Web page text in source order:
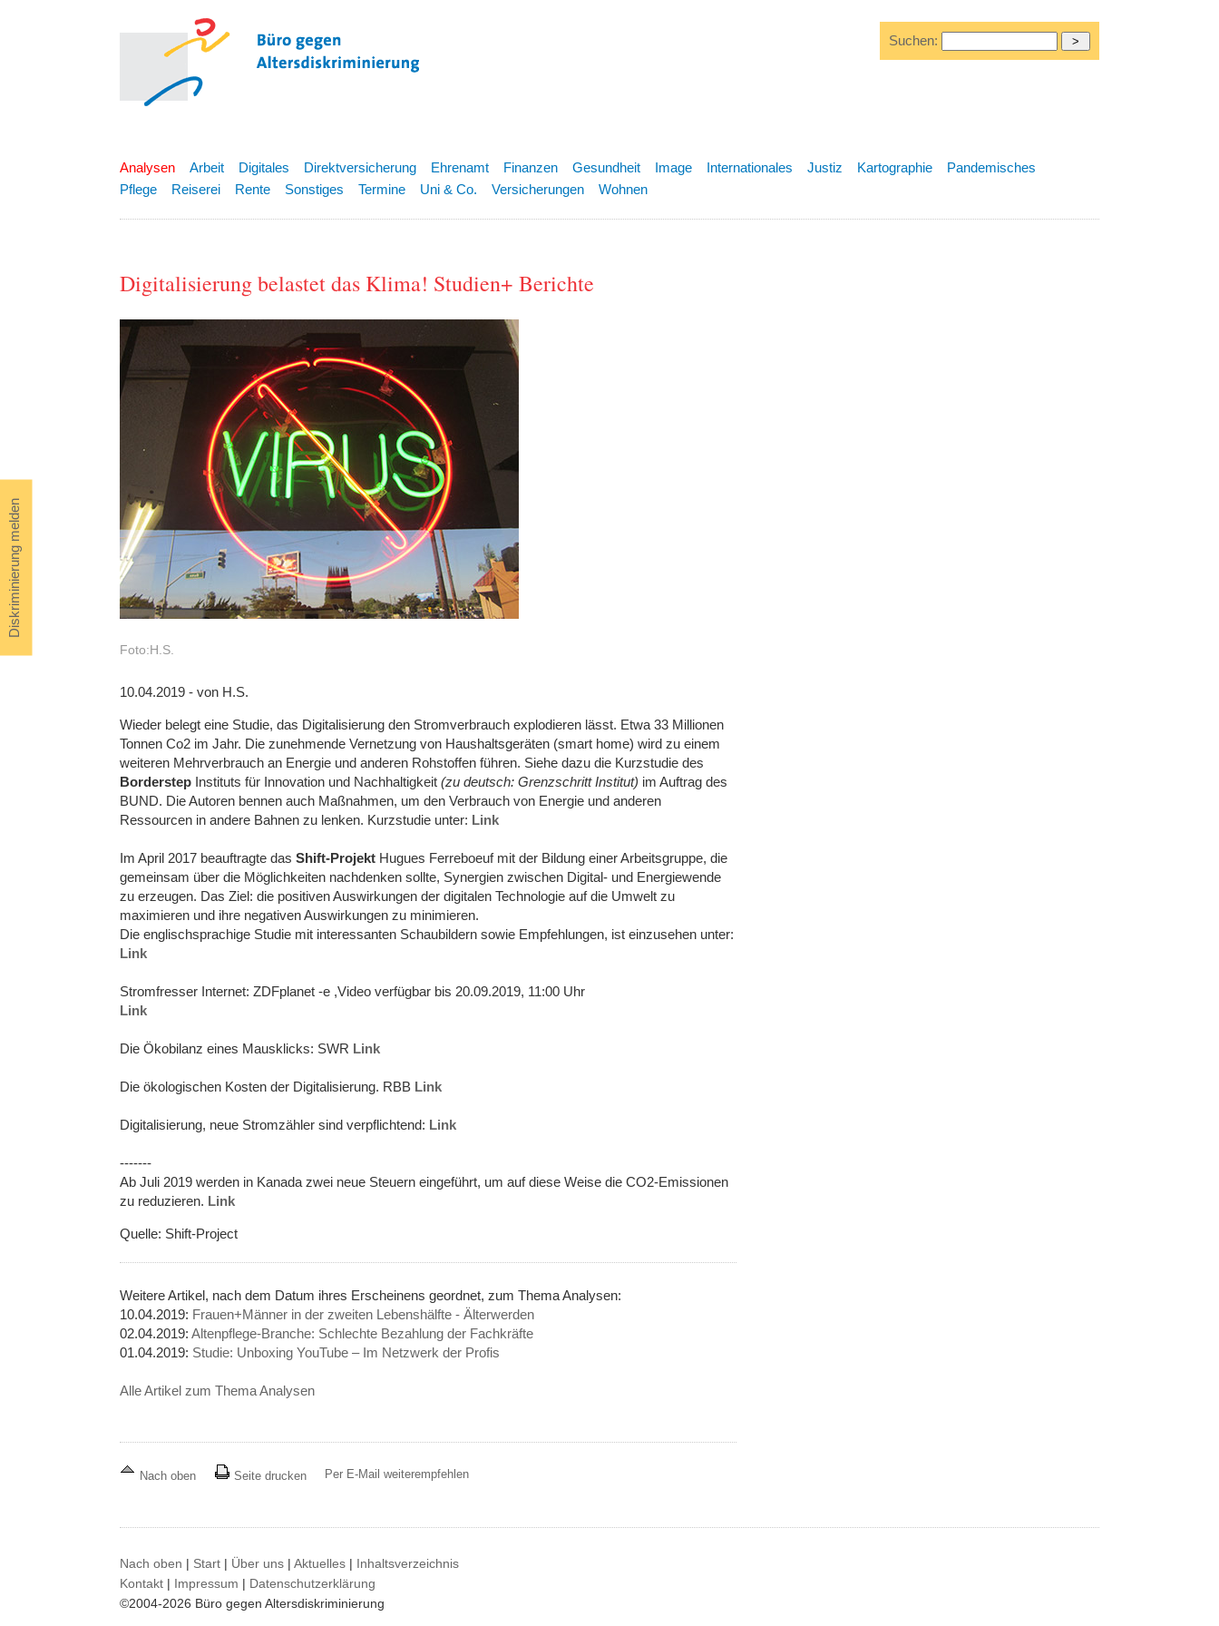
Diskriminierung melden
Suchen:
Analysen Arbeit Digitales Direktversicherung Ehrenamt Finanzen Gesundheit Image Internationales Justiz Kartographie
Pandemisches
Pflege
Reiserei Rente Sonstiges Termine Uni & Co. Versicherungen Wohnen
Digitalisierung belastet das Klima! Studien+ Berichte
Foto:H.S.
10.04.2019 - von H.S.
Wieder belegt eine Studie, das Digitalisierung den Stromverbrauch explodieren lässt. Etwa 33 Millionen
Tonnen Co2 im Jahr. Die zunehmende Vernetzung von Haushaltsgeräten (smart home) wird zu einem
weiteren Mehrverbrauch an Energie und anderen Rohstoffen führen. Siehe dazu die Kurzstudie des
Borderstep Instituts für Innovation und Nachhaltigkeit (zu deutsch: Grenzschritt Institut) im Auftrag des
BUND. Die Autoren bennen auch Maßnahmen, um den Verbrauch von Energie und anderen
Ressourcen in andere Bahnen zu lenken. Kurzstudie unter: Link
Im April 2017 beauftragte das Shift-Projekt Hugues Ferreboeuf mit der Bildung einer Arbeitsgruppe, die
gemeinsam über die Möglichkeiten nachdenken sollte, Synergien zwischen Digital- und Energiewende
zu erzeugen. Das Ziel: die positiven Auswirkungen der digitalen Technologie auf die Umwelt zu
maximieren und ihre negativen Auswirkungen zu minimieren.
Die englischsprachige Studie mit interessanten Schaubildern sowie Empfehlungen, ist einzusehen unter:
Link
Stromfresser Internet: ZDFplanet -e ,Video verfügbar bis 20.09.2019, 11:00 Uhr
Link
Die Ökobilanz eines Mausklicks: SWR Link
Die ökologischen Kosten der Digitalisierung. RBB Link
Digitalisierung, neue Stromzähler sind verpflichtend: Link
-------
Ab Juli 2019 werden in Kanada zwei neue Steuern eingeführt, um auf diese Weise die CO2-Emissionen
zu reduzieren. Link
Quelle: Shift-Project
Weitere Artikel, nach dem Datum ihres Erscheinens geordnet, zum Thema Analysen:
10.04.2019: Frauen+Männer in der zweiten Lebenshälfte - Älterwerden
02.04.2019: Altenpflege-Branche: Schlechte Bezahlung der Fachkräfte
01.04.2019: Studie: Unboxing YouTube – Im Netzwerk der Profis
Alle Artikel zum Thema Analysen
Nach oben Seite drucken Per E-Mail weiterempfehlen
Nach oben | Start | Über uns | Aktuelles | Inhaltsverzeichnis
Kontakt | Impressum | Datenschutzerklärung
©2004-2026 Büro gegen Altersdiskriminierung